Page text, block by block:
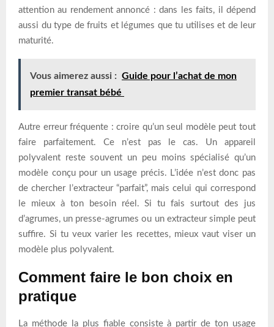
attention au rendement annoncé : dans les faits, il dépend
aussi du type de fruits et légumes que tu utilises et de leur
maturité.
Vous aimerez aussi : Guide pour l’achat de mon
premier transat bébé
Autre erreur fréquente : croire qu’un seul modèle peut tout
faire parfaitement. Ce n’est pas le cas. Un appareil
polyvalent reste souvent un peu moins spécialisé qu’un
modèle conçu pour un usage précis. L’idée n’est donc pas
de chercher l’extracteur “parfait”, mais celui qui correspond
le mieux à ton besoin réel. Si tu fais surtout des jus
d’agrumes, un presse-agrumes ou un extracteur simple peut
suffire. Si tu veux varier les recettes, mieux vaut viser un
modèle plus polyvalent.
Comment faire le bon choix en
pratique
La méthode la plus fiable consiste à partir de ton usage